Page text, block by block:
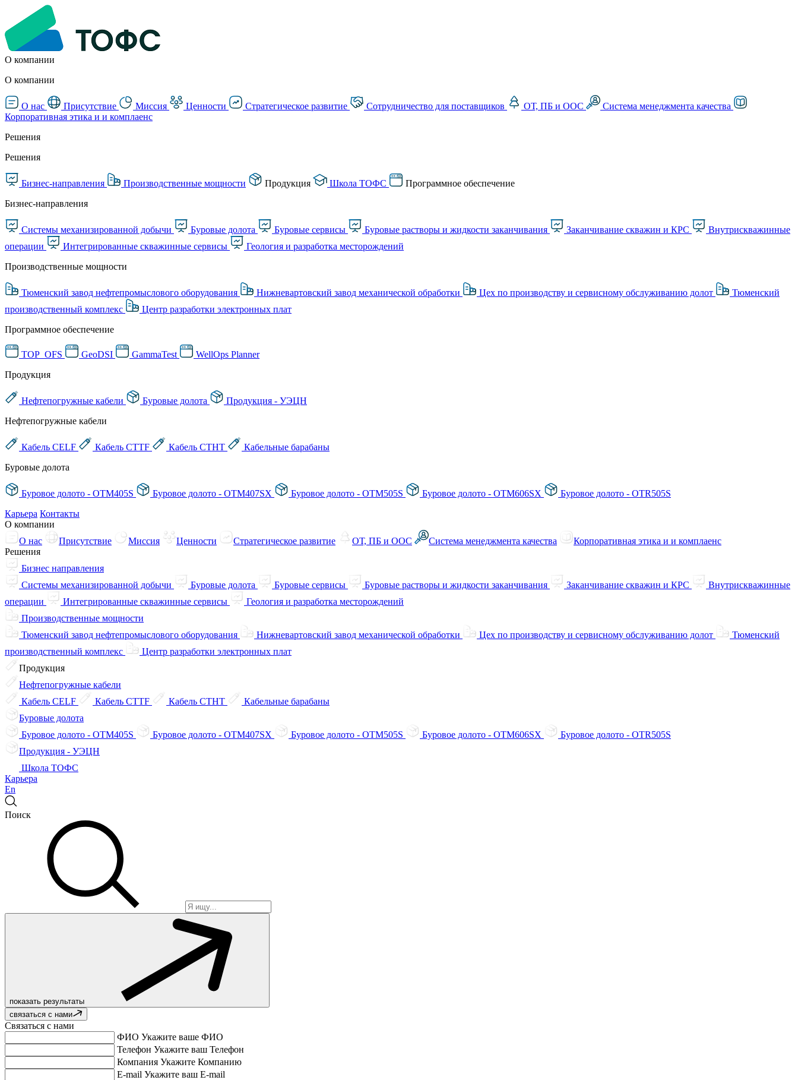
О компании
О компании
О нас Присутствие Миссия Ценности Стратегическое развитие Сотрудничество для поставщиков ОТ, ПБ и ООС
Система менеджмента качества
Корпоративная этика и и комплаенс
Решения
Решения
Бизнес-направления Производственные мощности Продукция Школа ТОФС
Программное обеспечение
Бизнес-направления
Системы механизированной добычи Буровые долота Буровые сервисы Буровые растворы и жидкости заканчивания Заканчивание скважин и КРС
Внутрискважинные
операции
Интегрированные скважинные сервисы
Геология и разработка месторождений
Производственные мощности
Тюменский завод нефтепромыслового оборудования Нижневартовский завод механической обработки Цех по производству и сервисному обслуживанию долот
Тюменский
производственный комплекс
Центр разработки электронных плат
Программное обеспечение
TOP_OFS GeoDSI GammaTest
WellOps Planner
Продукция
Нефтепогружные кабели Буровые долота
Продукция - УЭЦН
Нефтепогружные кабели
Кабель CELF Кабель CTTF Кабель CTHT
Кабельные барабаны
Буровые долота
Буровое долото - OTM405S Буровое долото - OTM407SX Буровое долото - OTM505S Буровое долото - OTM606SX
Буровое долото - OTR505S
Карьера Контакты
О компании
О нас
Присутствие Миссия Ценности Стратегическое развитие ОТ, ПБ и ООС Система менеджмента качества
Корпоративная этика и и комплаенс
Решения
Бизнес направления
Системы механизированной добычи
Буровые долота Буровые сервисы Буровые растворы и жидкости заканчивания Заканчивание скважин и КРС
Внутрискважинные
операции
Интегрированные скважинные сервисы
Геология и разработка месторождений
Производственные мощности
Тюменский завод нефтепромыслового оборудования
Нижневартовский завод механической обработки Цех по производству и сервисному обслуживанию долот
Тюменский
производственный комплекс
Центр разработки электронных плат
Продукция
Нефтепогружные кабели
Кабель CELF
Кабель CTTF Кабель CTHT
Кабельные барабаны
Буровые долота
Буровое долото - OTM405S
Буровое долото - OTM407SX Буровое долото - OTM505S Буровое долото - OTM606SX
Буровое долото - OTR505S
Продукция - УЭЦН
Школа ТОФС
Карьера
En
Поиск
показать результаты
связаться с нами
Связаться с нами
ФИО Укажите ваше ФИО
Телефон Укажите ваш Телефон
Компания Укажите Компанию
E-mail Укажите ваш E-mail